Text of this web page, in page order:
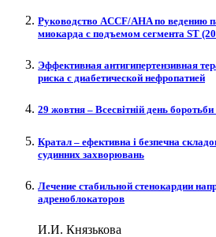
Руководство ACCF/AHA по ведению
миокарда с подъемом сегмента ST
Эффективная антигипертензивная
риска с диабетической нефропатией
29 жовтня – Всесвітній день боротьби
Кратал – ефективна і безпечна
судинних захворювань
Лечение стабильной стенокардии
адреноблокаторов
И.И. Князькова